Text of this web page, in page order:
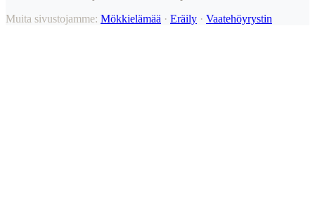
Muita sivustojamme: Mökkielämää · Eräily · Vaatehöyrystin